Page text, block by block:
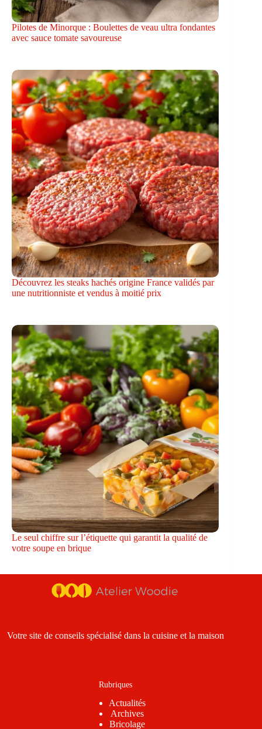
Pilotes de Minorque : Boulettes de veau ultra fondantes
avec sauce tomate savoureuse
Découvrez les steaks hachés origine France validés par
une nutritionniste et vendus à moitié prix
Le seul chiffre sur l’étiquette qui garantit la qualité de
votre soupe en brique
Votre site de conseils spécialisé dans la cuisine et la maison
Rubriques
Actualités
Archives
Bricolage